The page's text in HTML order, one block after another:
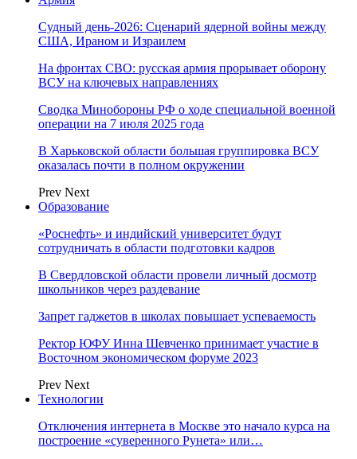
Судный день-2026: Сценарий ядерной войны между
США, Ираном и Израилем
На фронтах СВО: русская армия прорывает оборону
ВСУ на ключевых направлениях
Сводка Минобороны РФ о ходе специальной военной
операции на 7 июля 2025 года
В Харьковской области большая группировка ВСУ
оказалась почти в полном окружении
Prev Next
Образование
«Роснефть» и индийский университет будут
сотрудничать в области подготовки кадров
В Свердловской области провели личный досмотр
школьников через раздевание
Запрет гаджетов в школах повышает успеваемость
Ректор ЮФУ Инна Шевченко принимает участие в
Восточном экономическом форуме 2023
Prev Next
Технологии
Отключения интернета в Москве это начало курса на
построение «суверенного Рунета» или…